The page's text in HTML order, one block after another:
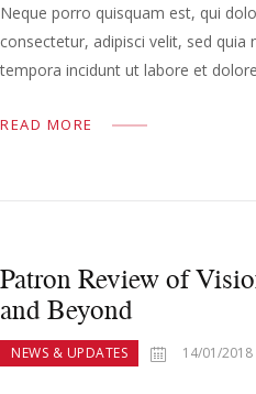
Neque porro quisquam est, qui
consectetur, adipisci velit, sed quia
tempora incidunt ut labore et
READ MORE
Patron Review of
and Beyond
NEWS & UPDATES 14/01/2018